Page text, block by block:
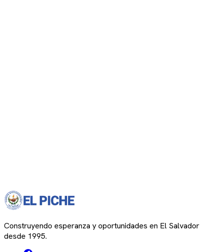
Construyendo esperanza y oportunidades en El Salvador
desde 1995.